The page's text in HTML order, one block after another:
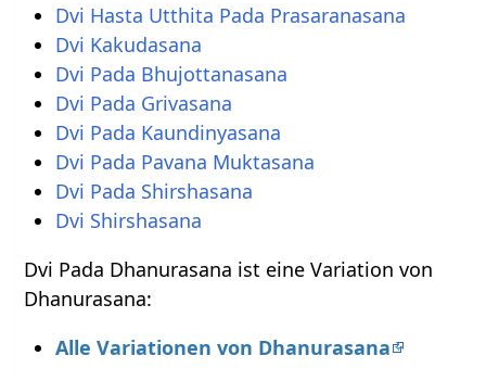
Dvi Hasta Utthita Pada Prasaranasana
Dvi Kakudasana
Dvi Pada Bhujottanasana
Dvi Pada Grivasana
Dvi Pada Kaundinyasana
Dvi Pada Pavana Muktasana
Dvi Pada Shirshasana
Dvi Shirshasana
Dvi Pada Dhanurasana ist eine Variation von
Dhanurasana:
Alle Variationen von Dhanurasana